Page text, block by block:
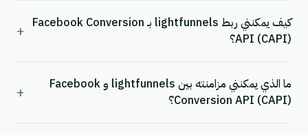
كيف يمكنني ربط lightfunnels بـ Facebook Conversion
API (CAPI)؟
+
ما الذي يمكنني مزامنته بين lightfunnels و Facebook
Conversion API (CAPI)؟
+